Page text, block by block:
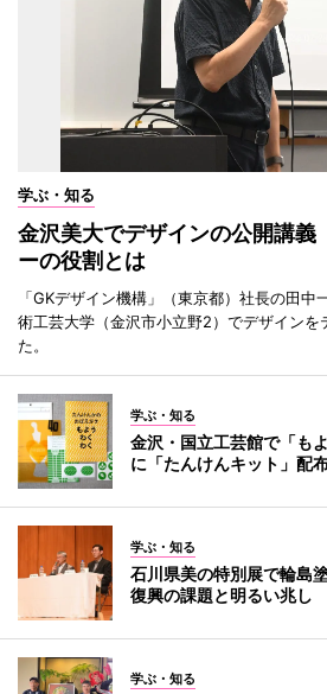
学ぶ・知る
金沢美大でデザインの公開講
ーの役割とは
「GKデザイン機構」（東京都）社長の田
術工芸大学（金沢市小立野2）でデザインを
た。
学ぶ・知る
金沢・国立工芸館で「も
に「たんけんキット」配
学ぶ・知る
石川県美の特別展で輪島
復興の課題と明るい兆し
学ぶ・知る